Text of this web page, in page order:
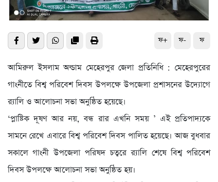
ফ+ ফ- ফ
আমিরুল ইসলাম অল্ডাম মেহেরপুর জেলা প্রতিনিধি : মেহেরপুরের
গাংনীতে বিশ্ব পরিবেশ দিবস উপলক্ষে উপজেলা প্রশাসনের উদ্যোগে
র‌্যালি ও আলোচনা সভা অনুষ্ঠিত হয়েছে।
‘প্লাষ্টিক দূষণ আর নয়, বন্ধ রার এখনি সময় ’ এই প্রতিপাদ্যকে
সামনে রেখে এবারে বিশ্ব পরিবেশ দিবস পালিত হয়েছে। আজ বুধবার
সকালে গাংনী উপজেলা পরিষদ চত্বরে র‌্যালি শেষে বিশ্ব পরিবেশ
দিবস উপলক্ষে আলোচনা সভা অনুষ্ঠিত হয়।